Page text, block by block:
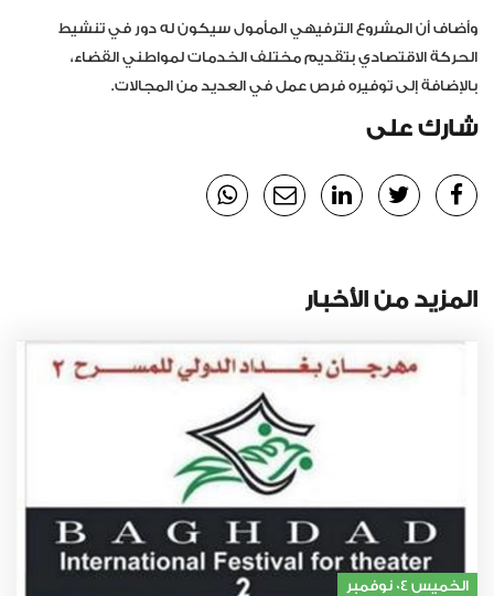
وأضاف أن المشروع الترفيهي المأمول سيكون له دور في تنشيط
الحركة الاقتصادي بتقديم مختلف الخدمات لمواطني القضاء،
بالإضافة إلى توفيره فرص عمل في العديد من المجالات.
شارك على
المزيد من الأخبار
الخميس 04 نوفمبر